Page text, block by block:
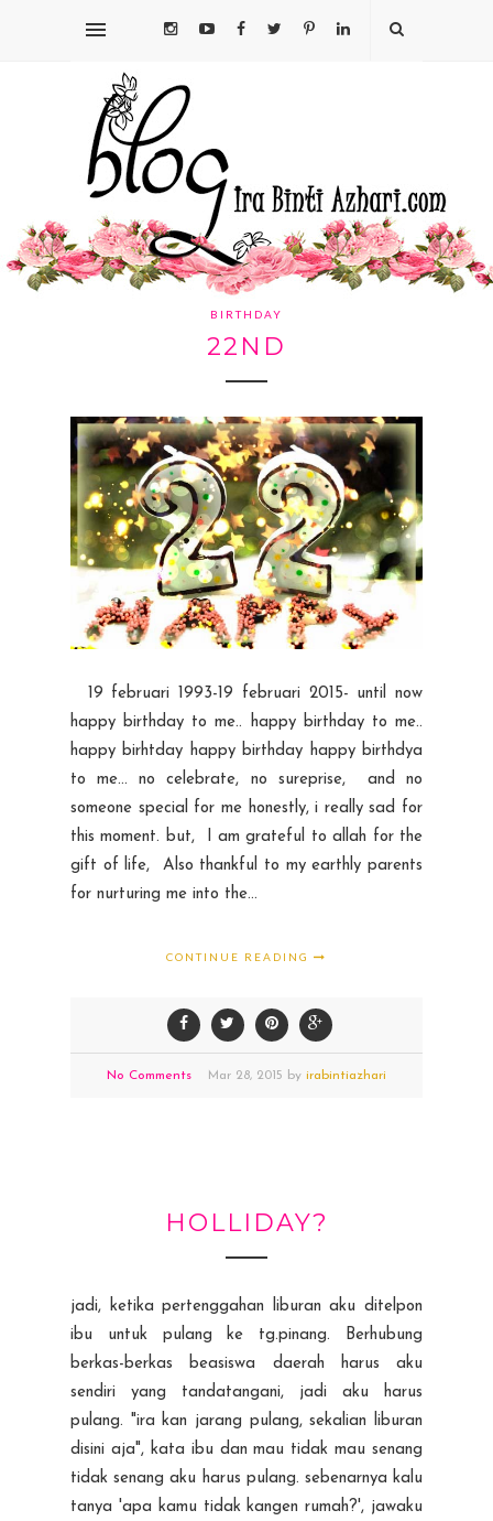
BIRTHDAY
22ND
19 februari 1993-19 februari 2015- until now
happy birthday to me.. happy birthday to me..
happy birhtday happy birthday happy birthdya
to me... no celebrate, no sureprise, and no
someone special for me honestly, i really sad for
this moment. but, I am grateful to allah for the
gift of life, Also thankful to my earthly parents
for nurturing me into the...
CONTINUE READING
No Comments Mar 28, 2015 by irabintiazhari
HOLLIDAY?
jadi, ketika pertenggahan liburan aku ditelpon
ibu untuk pulang ke tg.pinang. Berhubung
berkas-berkas beasiswa daerah harus aku
sendiri yang tandatangani, jadi aku harus
pulang. "ira kan jarang pulang, sekalian liburan
disini aja", kata ibu dan mau tidak mau senang
tidak senang aku harus pulang. sebenarnya kalu
tanya 'apa kamu tidak kangen rumah?', jawaku